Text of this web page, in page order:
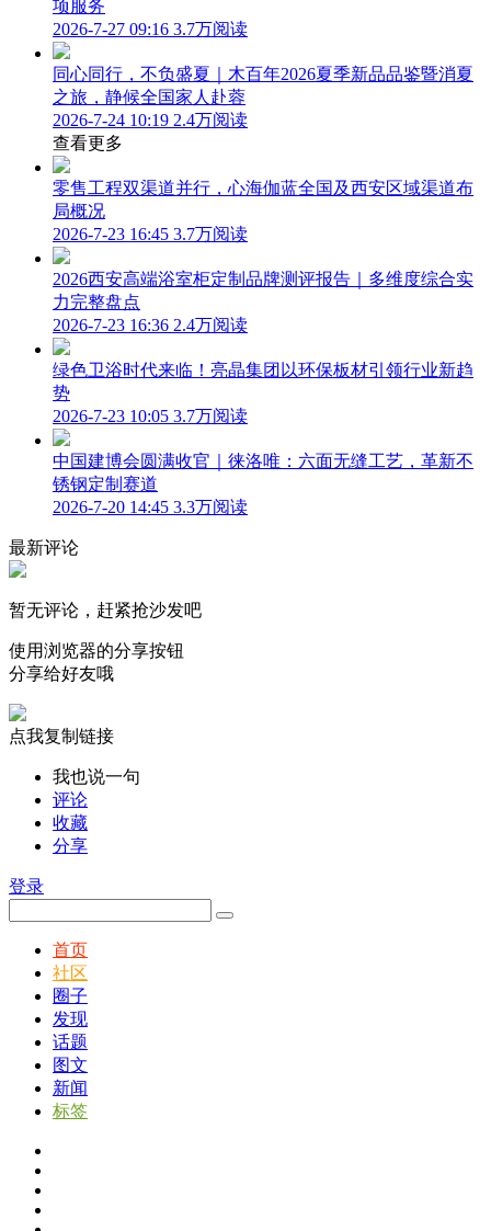
项服务
2026-7-27 09:16 3.7万阅读
同心同行，不负盛夏｜木百年2026夏季新品品鉴暨消夏
之旅，静候全国家人赴蓉
2026-7-24 10:19 2.4万阅读
查看更多
零售工程双渠道并行，心海伽蓝全国及西安区域渠道布
局概况
2026-7-23 16:45 3.7万阅读
2026西安高端浴室柜定制品牌测评报告｜多维度综合实
力完整盘点
2026-7-23 16:36 2.4万阅读
绿色卫浴时代来临！亮晶集团以环保板材引领行业新趋
势
2026-7-23 10:05 3.7万阅读
中国建博会圆满收官｜徕洛唯：六面无缝工艺，革新不
锈钢定制赛道
2026-7-20 14:45 3.3万阅读
最新评论
暂无评论，赶紧抢沙发吧
使用浏览器的分享按钮
分享给好友哦
点我复制链接
我也说一句
评论
收藏
分享
登录
首页
社区
圈子
发现
话题
图文
新闻
标签